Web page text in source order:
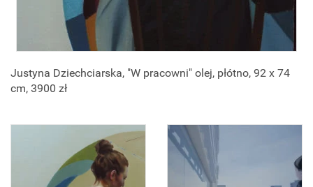
Justyna Dziechciarska, "W pracowni" olej, płótno, 92 x 74
cm, 3900 zł